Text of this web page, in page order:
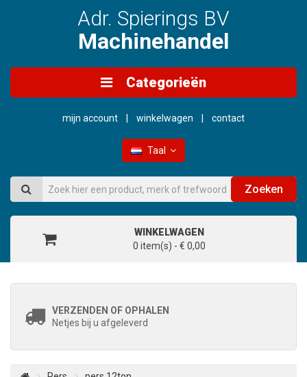
Adr. Spierings BV
Machinehandel
Categorieën
mijn account winkelwagen contact
Taal
Zoeken
WINKELWAGEN
0 item(s) - € 0,00
VERZENDEN OF OPHALEN
Netjes bij u afgeleverd